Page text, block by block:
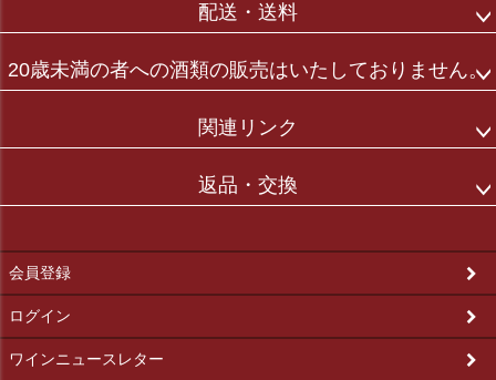
配送・送料
20歳未満の者への酒類の販売はいたしておりません。
関連リンク
返品・交換
会員登録
ログイン
ワインニュースレター